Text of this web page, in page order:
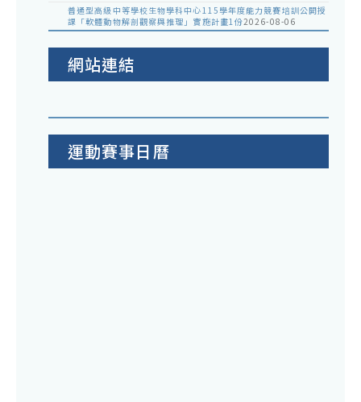
普通型高級中等學校生物學科中心115學年度能力競賽培訓公開授
課「軟體動物解剖觀察與推理」實施計畫1份2026-08-06
網站連結
運動賽事日曆